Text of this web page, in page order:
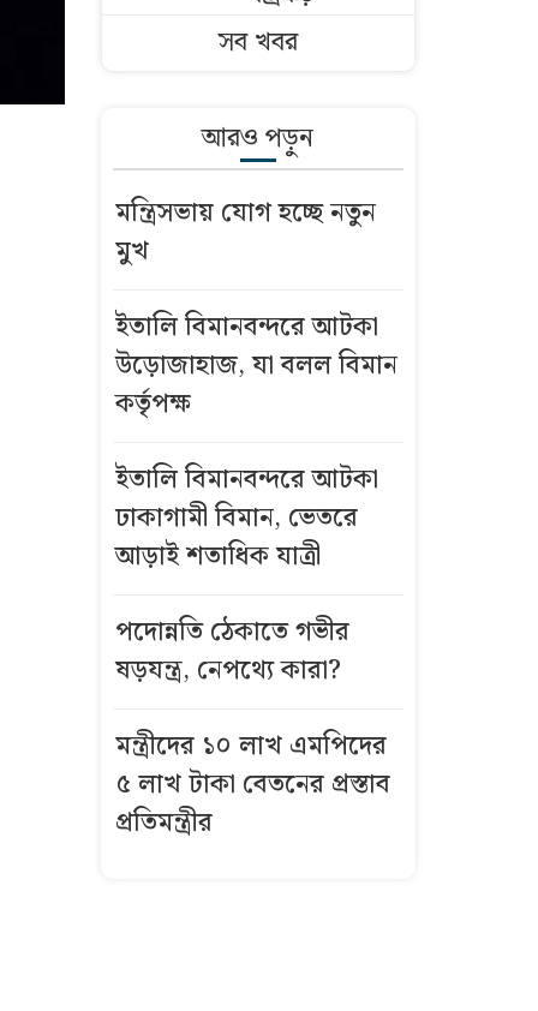
আজকের
সময়সূচি: ৮
আগস্ট ২০২৬
ইতালি
উড়োজাহাজ, যা
বলল বিমান
মন্ত্রী-এমপির
সামনেই
ইউএনওর
মোবাইল চুরি
অন্তত ২০ ছাত্রীর
‘আপত্তিকর’ ছবি
তুলে প্রেমিককে
পাঠিয়েছেন ঐশী
নারী সহকর্মীর ঘর
সব খবর
আরও পড়ুন
মন্ত্রিসভায় যোগ হচ্ছে নতুন
মুখ
ইতালি বিমানবন্দরে আটকা
উড়োজাহাজ, যা বলল বিমান
কর্তৃপক্ষ
ইতালি বিমানবন্দরে আটকা
ঢাকাগামী বিমান, ভেতরে
আড়াই শতাধিক যাত্রী
পদোন্নতি ঠেকাতে গভীর
ষড়যন্ত্র, নেপথ্যে কারা?
মন্ত্রীদের ১০ লাখ এমপিদের
৫ লাখ টাকা বেতনের প্রস্তাব
প্রতিমন্ত্রীর